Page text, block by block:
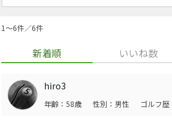
1〜6件／6件
新着順 いいね数
hiro3
年齢：58歳 性別：男性 ゴルフ